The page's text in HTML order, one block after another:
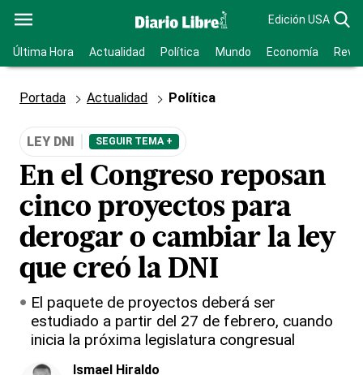
Edición USA
Última Hora Actualidad Política Mundo Economía
Portada Actualidad Política
LEY DNI SEGUIR TEMA +
En el Congreso reposan
cinco proyectos para
derogar o cambiar la ley
que creó la DNI
El paquete de proyectos deberá ser
estudiado a partir del 27 de febrero, cuando
inicia la próxima legislatura congresual
Ismael Hiraldo